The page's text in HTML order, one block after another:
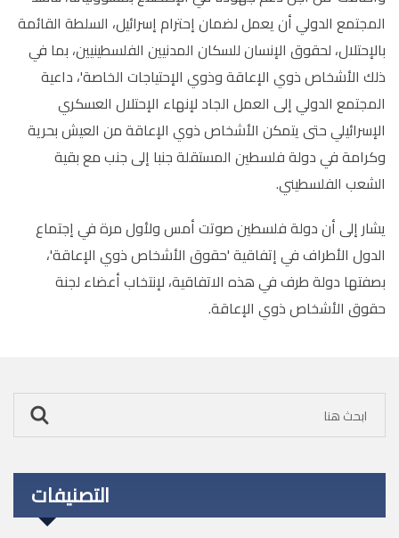
المجتمع الدولي أن يعمل لضمان إحترام إسرائيل، السلطة القائمة
بالإحتلال، لحقوق الإنسان للسكان المدنيين الفلسطينيين، بما في
ذلك الأشخاص ذوي الإعاقة وذوي الإحتياجات الخاصة'، داعية
المجتمع الدولي إلى العمل الجاد لإنهاء الإحتلال العسكري
الإسرائيلي حتى يتمكن الأشخاص ذوي الإعاقة من العيش بحرية
وكرامة في دولة فلسطين المستقلة جنبا إلى جنب مع بقية
الشعب الفلسطيني.
يشار إلى أن دولة فلسطين صوتت أمس ولأول مرة في إجتماع
الدول الأطراف في إتفاقية 'حقوق الأشخاص ذوي الإعاقة'،
بصفتها دولة طرف في هذه الاتفاقية، لإنتخاب أعضاء لجنة
حقوق الأشخاص ذوي الإعاقة.
التصنيفات